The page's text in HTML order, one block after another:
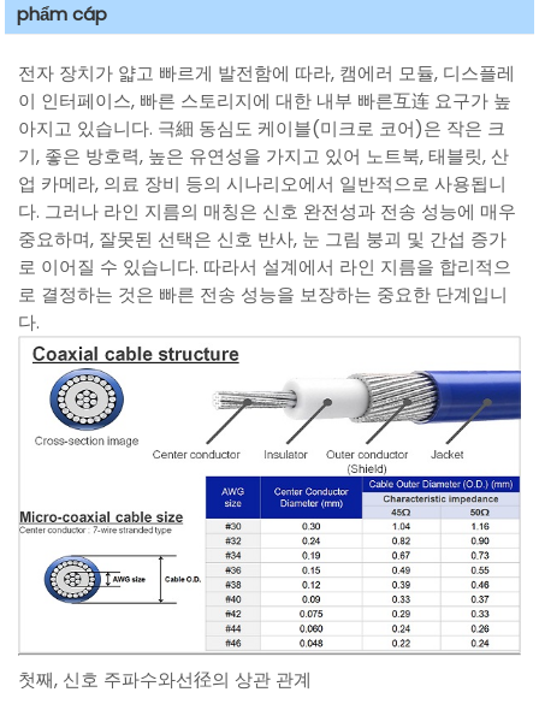
phẩm cáp
전자 장치가 얇고 빠르게 발전함에 따라, 캠에러 모듈, 디스플레
이 인터페이스, 빠른 스토리지에 대한 내부 빠른互连 요구가 높
아지고 있습니다. 극細 동심도 케이블(미크로 코어)은 작은 크
기, 좋은 방호력, 높은 유연성을 가지고 있어 노트북, 태블릿, 산
업 카메라, 의료 장비 등의 시나리오에서 일반적으로 사용됩니
다. 그러나 라인 지름의 매칭은 신호 완전성과 전송 성능에 매우
중요하며, 잘못된 선택은 신호 반사, 눈 그림 붕괴 및 간섭 증가
로 이어질 수 있습니다. 따라서 설계에서 라인 지름을 합리적으
로 결정하는 것은 빠른 전송 성능을 보장하는 중요한 단계입니
다.
첫째, 신호 주파수와선径의 상관 관계